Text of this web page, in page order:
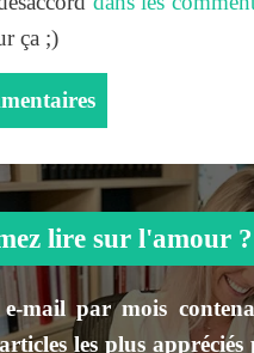
ça ;)
lire sur l'amour ?
mail par mois
les plus appréciés